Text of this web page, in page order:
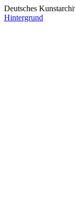
Deutsches
Hintergrund